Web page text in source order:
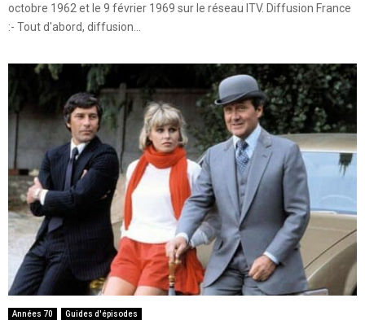
octobre 1962 et le 9 février 1969 sur le réseau ITV. Diffusion France
:- Tout d'abord, diffusion...
Années 70 Guides d'épisodes